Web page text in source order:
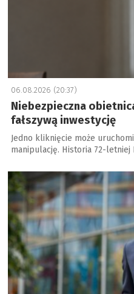
06.08.2026 (20:37)
Niebezpieczna
fałszywą inwestycję
Jedno kliknięcie może
manipulację. Historia 72-
a